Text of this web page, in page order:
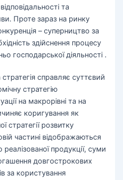
та
Проте зараз на ринку
– суперництво за
здійснення процесу
господарської діяльності .
справляє суттєвий
стратегію
на макрорівні та на
коригування як
стратегії розвитку
частині відображаються
продукції, суми
довгострокових
за користування